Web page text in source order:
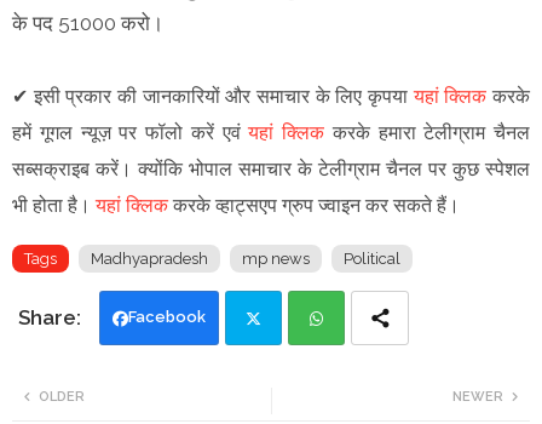
के पद 51000 करो।
✔ इसी प्रकार की जानकारियों और समाचार के लिए कृपयायहां क्लिक करके
हमें गूगल न्यूज़ पर फॉलो करें एवंयहां क्लिक करके हमारा टेलीग्राम चैनल
सब्सक्राइब करें। क्योंकि भोपाल समाचार के टेलीग्राम चैनल पर कुछ स्पेशल
भी होता है।यहां क्लिककरके व्हाट्सएप ग्रुप ज्वाइन कर सकते हैं ।
Tags Madhyapradesh mp news Political
Facebook
NEWER
OLDER